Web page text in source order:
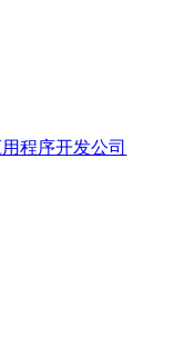
程序开发公司